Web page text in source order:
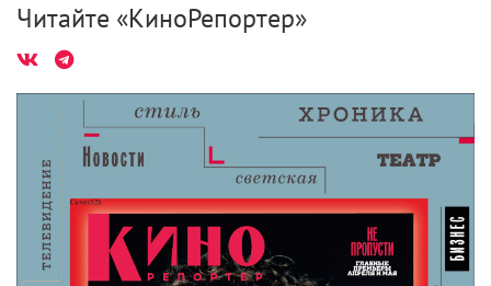
Читайте «КиноРепортер»